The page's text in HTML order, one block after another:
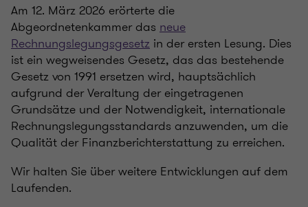
Am 12. März 2026 erörterte die
Abgeordnetenkammer das neue
Rechnungslegungsgesetz in der ersten Lesung. Dies
ist ein wegweisendes Gesetz, das das bestehende
Gesetz von 1991 ersetzen wird, hauptsächlich
aufgrund der Veraltung der eingetragenen
Grundsätze und der Notwendigkeit, internationale
Rechnungslegungsstandards anzuwenden, um die
Qualität der Finanzberichterstattung zu erreichen.
Wir halten Sie über weitere Entwicklungen auf dem
Laufenden.